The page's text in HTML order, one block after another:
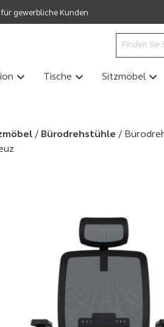
für gewerbliche Kunden
Tische Sitzmöbel
/ Bürodrehstühle /